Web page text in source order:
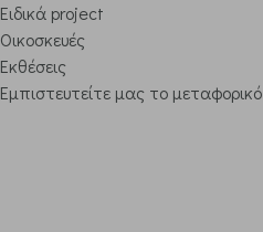
Ειδικά project
Οικοσκευές
Εκθέσεις
Εμπιστευτείτε μας το